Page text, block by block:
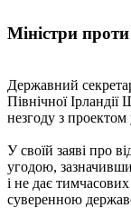
Міністри проти
Державний
Північної
незгоду з
У своїй заяві про
угодою,
і не дає
суверенною